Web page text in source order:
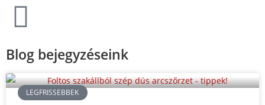
Blog bejegyzéseink
LEGFRISSEBBEK